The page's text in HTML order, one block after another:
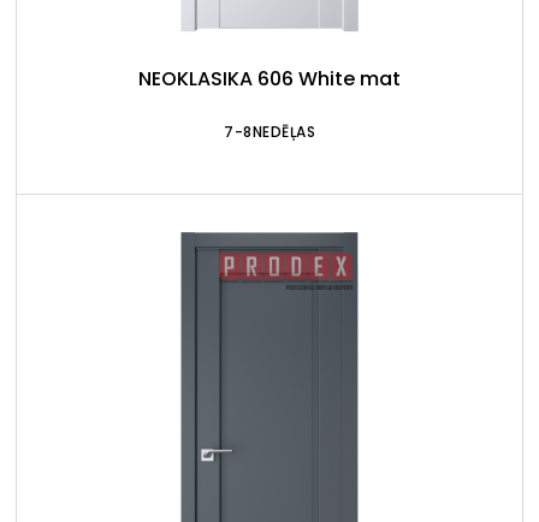
NEOKLASIKA 606 White mat
7-8NEDĒĻAS